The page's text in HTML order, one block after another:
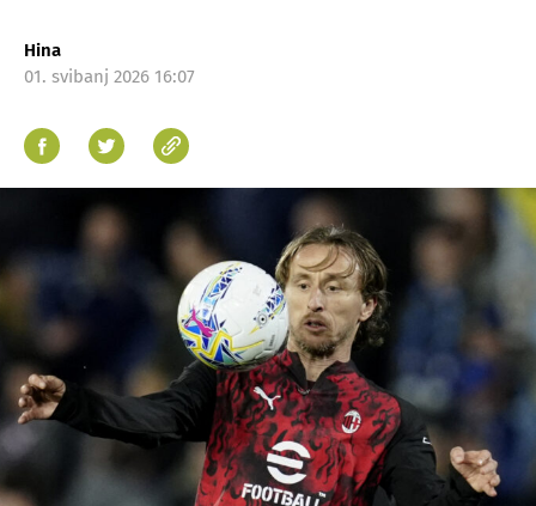
Hina
01. svibanj 2026 16:07